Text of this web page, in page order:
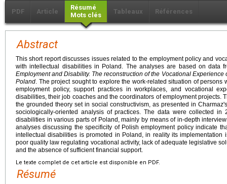
PDF Article
Résumé
Mots clés
Tableaux Références
Abstract
This short report discusses issues related to the employment policy and
with intellectual disabilities in Poland. The analyses are based on data
Employment and Disability. The reconstruction of the Vocational
Poland . The project sought to explore the work-related situation of
employment policy, support practices in workplaces, and vocational
disabilities, their job coaches and the coordinators of employment projects.
the grounded theory set in social constructivism, as presented in
sociologically-oriented analysis of practices. The data were collected in
disabilities in various parts of Poland, mainly by means of in-depth
analyses discussing the specificity of Polish employment policy indicate
intellectual disabilities is promoted in Poland, in reality its implementation
poor quality law regulating vocational activity, lack of adequate legislative
and the absence of sufficient financial support.
Le texte complet de cet article est disponible en PDF.
Résumé